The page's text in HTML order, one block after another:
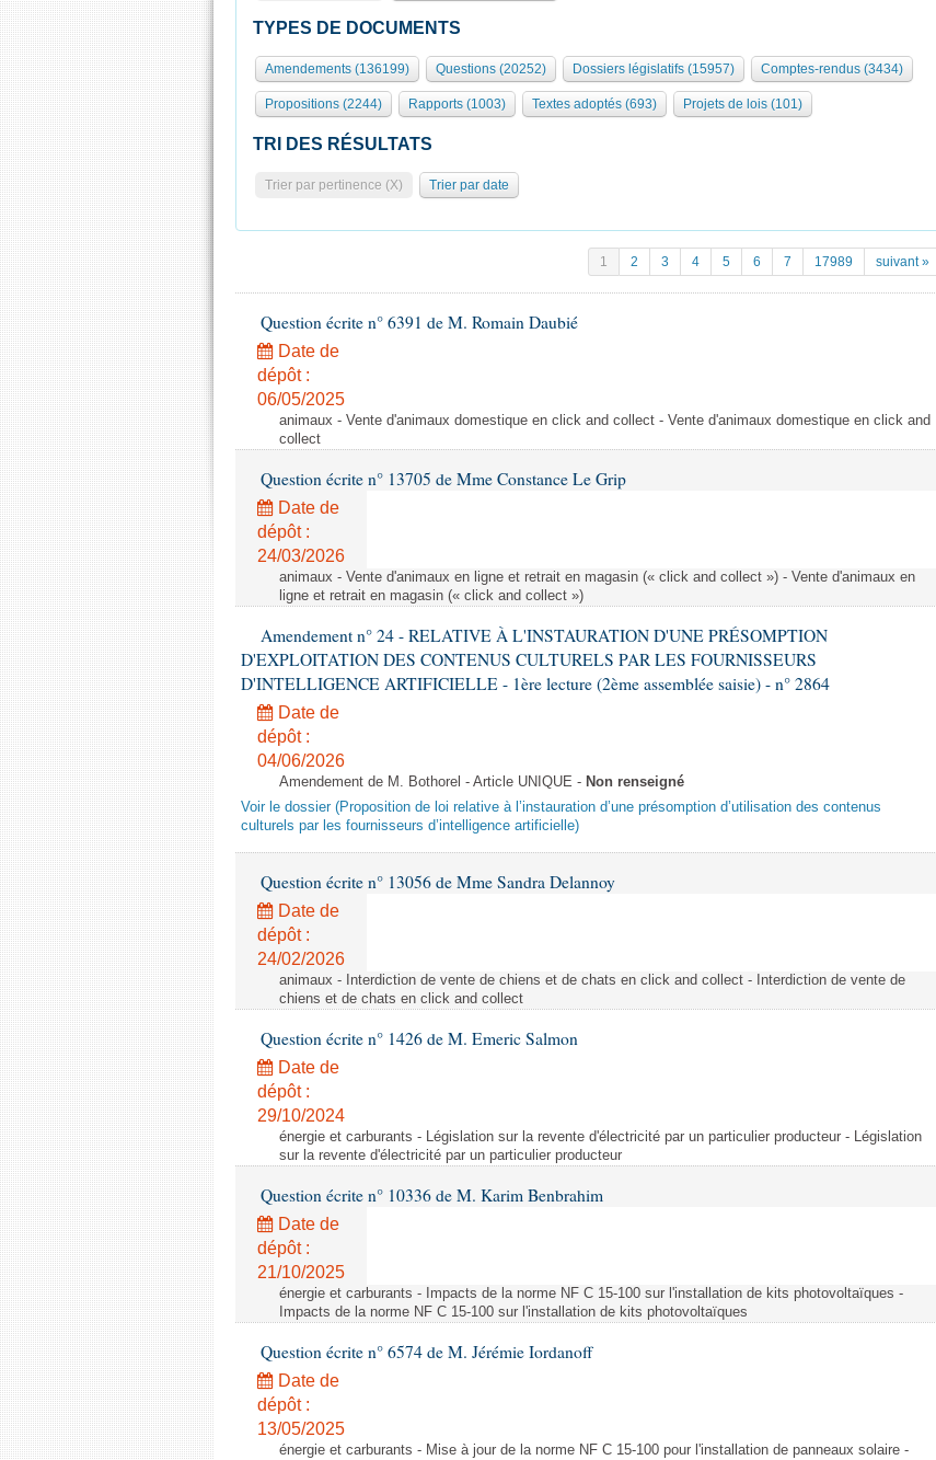
TYPES DE DOCUMENTS
Amendements (136199) Questions (20252) Dossiers législatifs (15957) Comptes-rendus (3434)
Propositions (2244) Rapports (1003) Textes adoptés (693) Projets de lois (101)
TRI DES RÉSULTATS
Trier par pertinence (X) Trier par date
1 2 3 4 5 6 7 17989 suivant »
Question écrite n° 6391 de M. Romain Daubié
Date de
dépôt :
06/05/2025
animaux - Vente d'animaux domestique en click and collect - Vente d'animaux domestique en click and
collect
Question écrite n° 13705 de Mme Constance Le Grip
Date de
dépôt :
24/03/2026
animaux - Vente d'animaux en ligne et retrait en magasin (« click and collect ») - Vente d'animaux en
ligne et retrait en magasin (« click and collect »)
Amendement n° 24 - RELATIVE À L'INSTAURATION D'UNE PRÉSOMPTION
D'EXPLOITATION DES CONTENUS CULTURELS PAR LES FOURNISSEURS
D'INTELLIGENCE ARTIFICIELLE - 1ère lecture (2ème assemblée saisie) - n° 2864
Date de
dépôt :
04/06/2026
Amendement de M. Bothorel - Article UNIQUE - Non renseigné
Voir le dossier (Proposition de loi relative à l’instauration d’une présomption d’utilisation des contenus
culturels par les fournisseurs d’intelligence artificielle)
Question écrite n° 13056 de Mme Sandra Delannoy
Date de
dépôt :
24/02/2026
animaux - Interdiction de vente de chiens et de chats en click and collect - Interdiction de vente de
chiens et de chats en click and collect
Question écrite n° 1426 de M. Emeric Salmon
Date de
dépôt :
29/10/2024
énergie et carburants - Législation sur la revente d'électricité par un particulier producteur - Législation
sur la revente d'électricité par un particulier producteur
Question écrite n° 10336 de M. Karim Benbrahim
Date de
dépôt :
21/10/2025
énergie et carburants - Impacts de la norme NF C 15-100 sur l'installation de kits photovoltaïques -
Impacts de la norme NF C 15-100 sur l'installation de kits photovoltaïques
Question écrite n° 6574 de M. Jérémie Iordanoff
Date de
dépôt :
13/05/2025
énergie et carburants - Mise à jour de la norme NF C 15-100 pour l'installation de panneaux solaire -